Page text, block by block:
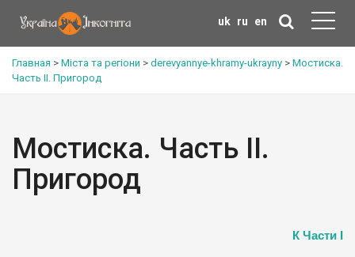
uk ru en
Главная > Міста та регіони > derevyannye-khramy-ukrayny > Мостиска.
Часть ІІ. Пригород
Мостиска. Часть ІІ.
Пригород
К Части І